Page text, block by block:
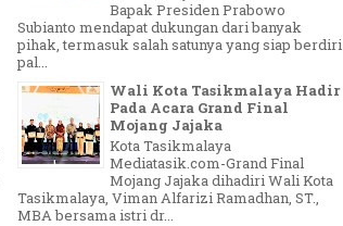
Bapak Presiden Prabowo
Subianto mendapat dukungan dari banyak
pihak, termasuk salah satunya yang siap berdiri
pal...
Wali Kota Tasikmalaya Hadir
Pada Acara Grand Final
Mojang Jajaka
Kota Tasikmalaya
Mediatasik.com-Grand Final
Mojang Jajaka dihadiri Wali Kota
Tasikmalaya, Viman Alfarizi Ramadhan, ST.,
MBA bersama istri dr...